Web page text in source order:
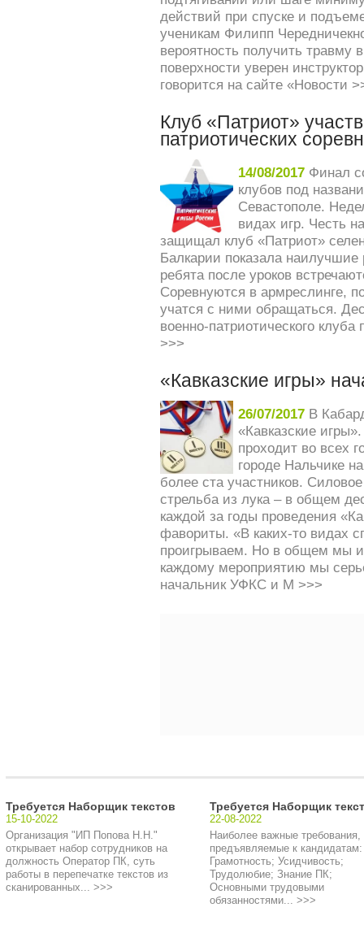
действий при спуске и
ученикам Филипп
вероятность получить
поверхности уверен
говорится на сайте «Новости
Клуб «Патриот»
патриотических
14/08/2017 Финал
клубов под
Севастополе.
видах игр. Честь
защищал клуб «Патриот»
Балкарии показала
ребята после уроков
Соревнуются в армреслинге,
учатся с ними обращаться.
военно-патриотического
>>>
«Кавказские игры»
26/07/2017 В
«Кавказские
проходит во всех
городе Нальчике
более ста участников.
стрельба из лука – в общем
каждой за годы проведения
фавориты. «В каких-то видах
проигрываем. Но в общем мы
каждому мероприятию мы
начальник УФКС и М >>>
Требуется Наборщик текстов
15-10-2022
Организация "ИП Попова Н.Н."
открывает набор сотрудников на
должность Оператор ПК, суть
работы в перепечатке текстов из
сканированных... >>>
Требуется Наборщик
22-08-2022
Наиболее важные требования,
предъявляемые к кандидатам:
Грамотность; Усидчивость;
Трудолюбие; Знание ПК;
Основными трудовыми
обязанностями... >>>